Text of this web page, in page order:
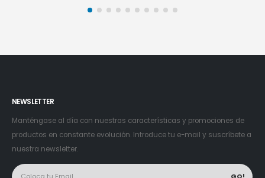
NEWSLETTER
Manténgase al día con nuestras características y promociones de
productos en constante evolución. Introduce tu e-mail y suscríbete a
nuestra newsletter.